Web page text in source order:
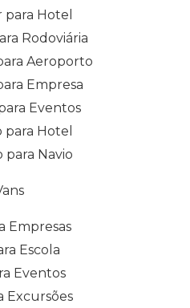
para Hotel
Rodoviária
Aeroporto
Empresa
Eventos
para Hotel
para Navio
Empresas
Escola
Eventos
Excursões